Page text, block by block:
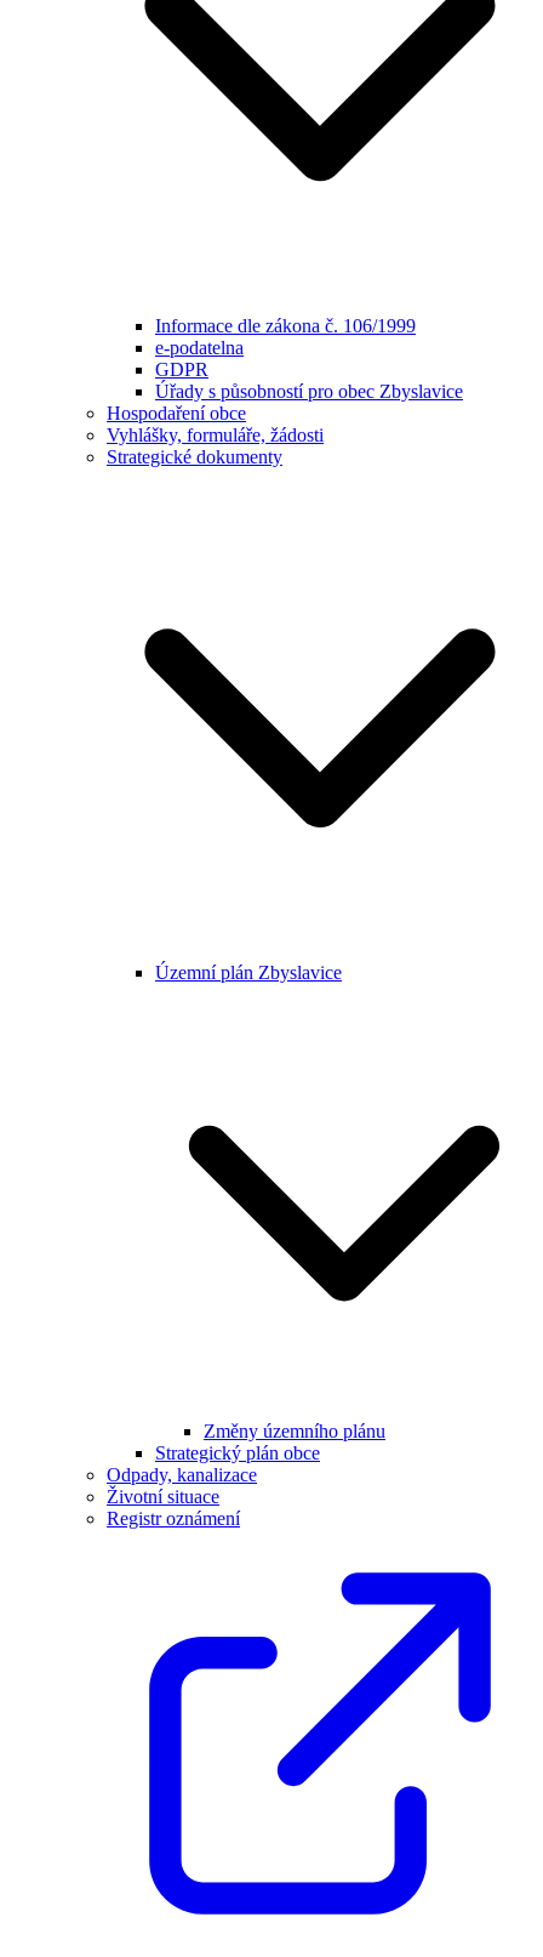
Informace dle zákona č. 106/1999
e-podatelna
GDPR
Úřady s působností pro obec Zbyslavice
Hospodaření obce
Vyhlášky, formuláře, žádosti
Strategické dokumenty
Územní plán Zbyslavice
Změny územního plánu
Strategický plán obce
Odpady, kanalizace
Životní situace
Registr oznámení